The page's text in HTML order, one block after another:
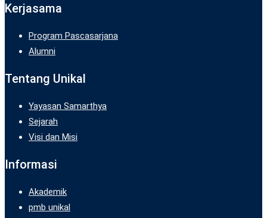
Kerjasama
Program Pascasarjana
Alumni
Tentang Unikal
Yayasan Samarthya
Sejarah
Visi dan Misi
Informasi
Akademik
pmb unikal